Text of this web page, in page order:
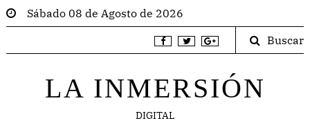
Sábado 08 de Agosto de 2026
Buscar
LA INMERSIÓN
DIGITAL